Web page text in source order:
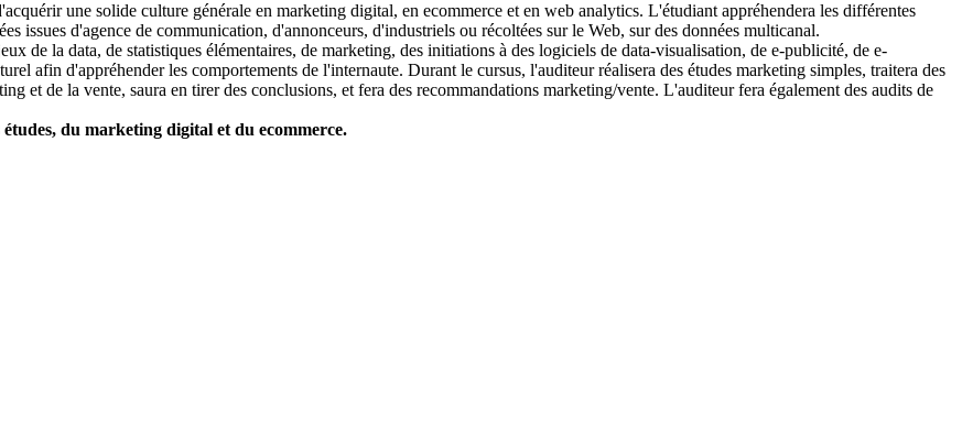
une solide culture générale en marketing digital, en ecommerce et en web analytics. L'étudiant appréhendera les différentes
issues d'agence de communication, d'annonceurs, d'industriels ou récoltées sur le Web, sur des données multicanal.
de la data, de statistiques élémentaires, de marketing, des initiations à des logiciels de data-visualisation, de e-publicité, de e-
afin d'appréhender les comportements de l'internaute. Durant le cursus, l'auditeur réalisera des études marketing simples, traitera des
et de la vente, saura en tirer des conclusions, et fera des recommandations marketing/vente. L'auditeur fera également des audits de
études, du marketing digital et du ecommerce.